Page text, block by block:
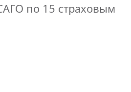
по 15 страховым